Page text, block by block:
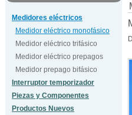
Medidores eléctricos
Medidor eléctrico monofásico
Medidor eléctrico trifásico
Medidor eléctrico prepagos
Medidor prepago bifásico
Interruptor temporizador
Piezas y Componentes
Productos Nuevos